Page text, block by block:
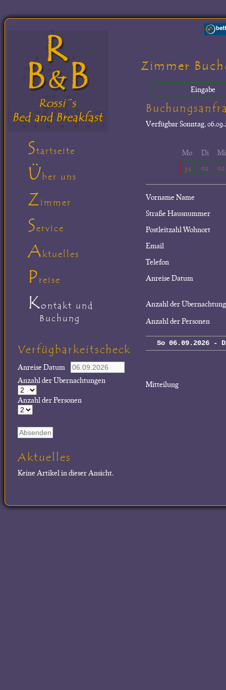
Zimmer
Eingabe
VerfügbarSonntag,
Mo
31
Di
01
Mi
02
Vorname Name
Straße Hausnummer
Postleitzahl Wohnort
Email
Telefon
Anreise Datum
Anzahl der
Anzahl der Personen
So 06.09.2026 -
Mitteilung
Startseite
Über uns
Zimmer
Service
Aktuelles
Preise
Kontakt und
Buchung
Verfügbarkeitscheck
Anreise Datum
Anzahl der Übernachtungen
Anzahl der Personen
Aktuelles
Keine Artikel in dieser Ansicht.